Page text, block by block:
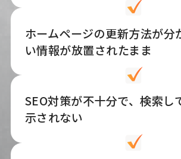
ホームページの更新方法が分
い情報が放置されたまま
SEO対策が不十分で、検索し
示されない